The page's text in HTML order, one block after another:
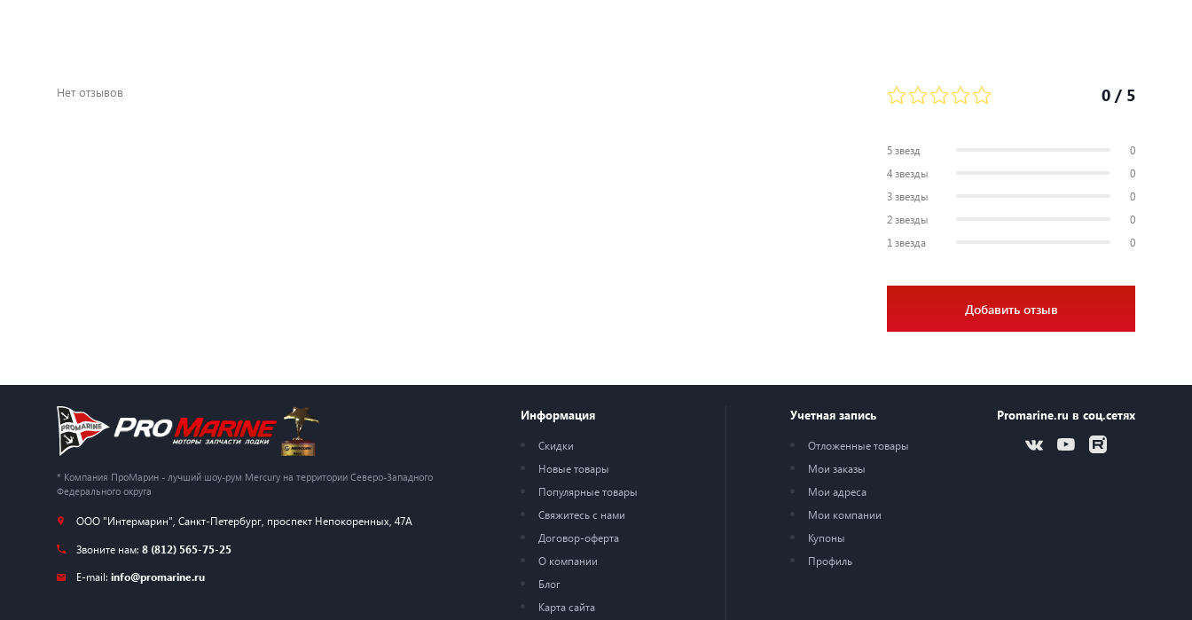
0 / 5
5 звезд
0
4 звезды
0
3 звезды
0
2 звезды
0
1 звезда
0
Добавить отзыв
Нет отзывов
* Компания ПроМарин - лучший шоу-рум Mercury на территории Северо-Западного
Федерального округа
ООО "Интермарин" Санкт-Петербург, проспект Непокоренных, 47А
Звоните нам: 8 (812) 565-75-25
E-mail: info@promarine.ru
Информация
Скидки
Новые товары
Популярные товары
Свяжитесь с нами
Договор-оферта
О компании
Блог
Карта сайта
Учетная запись
Отложенные товары
Мои заказы
Мои адреса
Мои компании
Купоны
Профиль
Promarine.ru в соц.сетях